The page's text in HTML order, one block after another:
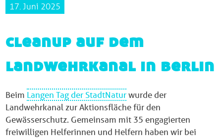
17. Juni 2025
cleanup auf dem
landwehrkanal in berlin
Beim Langen Tag der StadtNaturwurde der
Landwehrkanal zur Aktionsfläche für den
Gewässerschutz. Gemeinsam mit 35 engagierten
freiwilligen Helferinnen und Helfern haben wir bei